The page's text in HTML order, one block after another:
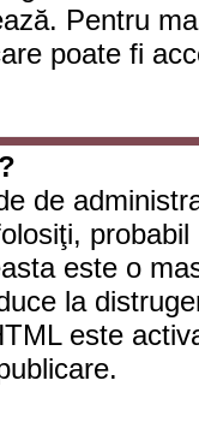
Pentru
poate fi
de
este o
la
este